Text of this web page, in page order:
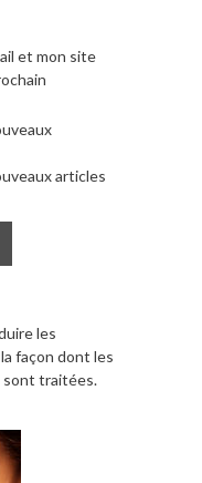
et mon site
articles
les
façon dont les
sont traitées.